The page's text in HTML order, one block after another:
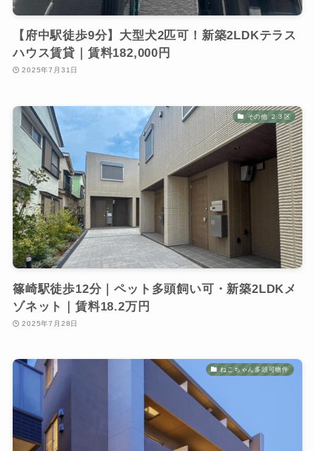
【府中駅徒歩9分】大型犬2匹可！新築2LDKテラス
ハウス賃貸｜賃料182,000円
2025年7月31日
その他 ２３区
篠崎駅徒歩12分｜ペット多頭飼い可・新築2LDKメ
ゾネット｜賃料18.2万円
2025年7月28日
ねこちゃん多頭可物件